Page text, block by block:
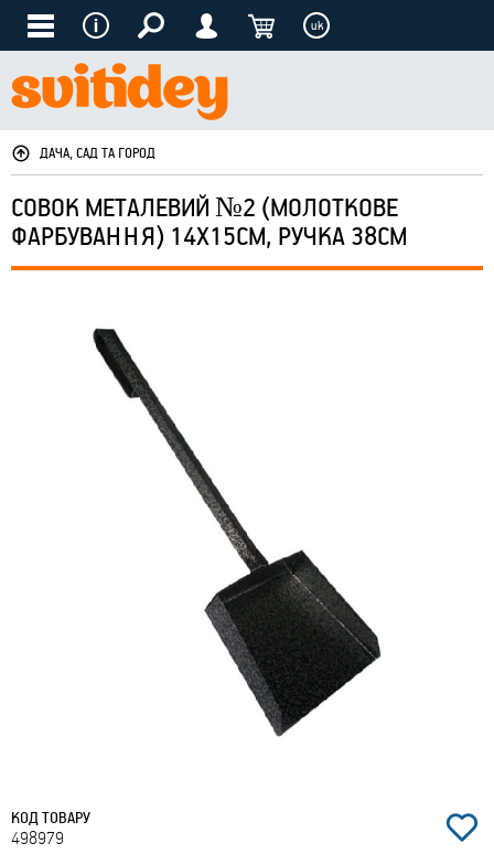
uk
ДАЧА, САД ТА ГОРОД
СОВОК МЕТАЛЕВИЙ №2 (МОЛОТКОВЕ
ФАРБУВАННЯ) 14Х15СМ, РУЧКА 38СМ
КОД ТОВАРУ
498979